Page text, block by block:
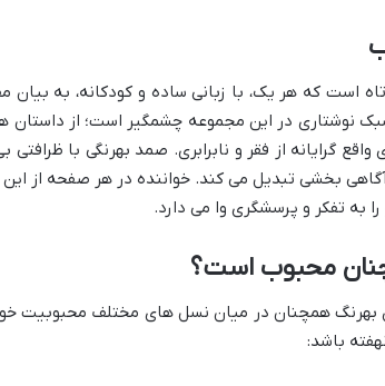
که هر یک، با زبانی ساده و کودکانه، به بیان
نوشتاری در این مجموعه چشمگیر است؛ از داستان
گرایانه از فقر و نابرابری. صمد بهرنگی با ظرافتی
آگاهی بخشی تبدیل می کند. خواننده در هر صفحه از
به تفکر و پرسشگری وا می دارد.
محبوب است؟
همچنان در میان نسل های مختلف محبوبیت
باشد: